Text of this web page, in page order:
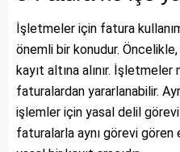
İşletmeler için fatura
önemli bir konudur.
kayıt altına alınır.
faturalardan yararlanabilir.
işlemler için yasal delil görevi
faturalarla aynı görevi